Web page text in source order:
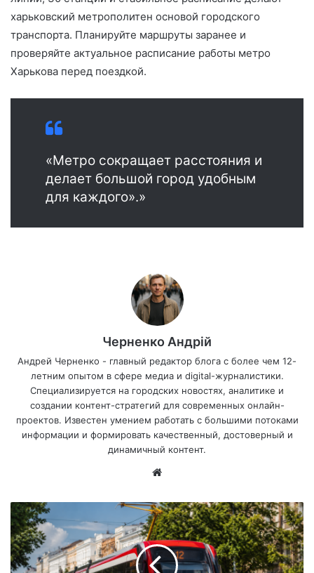
харьковский метрополитен основой городского
транспорта. Планируйте маршруты заранее и
проверяйте актуальное расписание работы метро
Харькова перед поездкой.
«Метро сокращает расстояния и
делает большой город удобным
для каждого».»
Черненко Андрій
Андрей Черненко - главный редактор блога с более чем 12-
летним опытом в сфере медиа и digital-журналистики.
Специализируется на городских новостях, аналитике и
создании контент-стратегий для современных онлайн-
проектов. Известен умением работать с большими потоками
информации и формировать качественный, достоверный и
динамичный контент.